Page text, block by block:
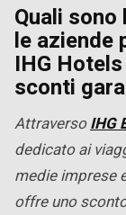
Quali
le aziende
IHG
sconti
AttraversoIHG
dedicato ai
medie imprese
offre uno